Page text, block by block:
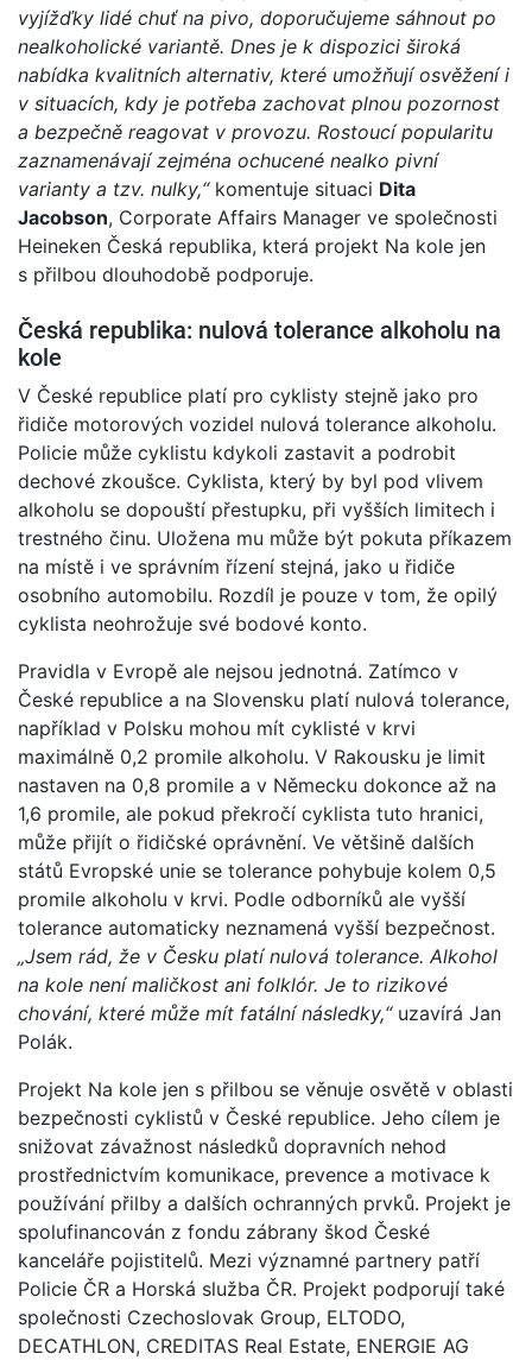
vyjížďky lidé chuť na pivo, doporučujeme sáhnout po
nealkoholické variantě. Dnes je k dispozici široká
nabídka kvalitních alternativ, které umožňují osvěžení i
v situacích, kdy je potřeba zachovat plnou pozornost
a bezpečně reagovat v provozu. Rostoucí popularitu
zaznamenávají zejména ochucené nealko pivní
varianty a tzv. nulky,“komentuje situaci Dita
Jacobson, Corporate Affairs Manager ve společnosti
Heineken Česká republika, která projekt Na kole jen
s přilbou dlouhodobě podporuje.
Česká republika: nulová tolerance alkoholu na
kole
V České republice platí pro cyklisty stejně jako pro
řidiče motorových vozidel nulová tolerance alkoholu.
Policie může cyklistu kdykoli zastavit a podrobit
dechové zkoušce. Cyklista, který by byl pod vlivem
alkoholu se dopouští přestupku, při vyšších limitech i
trestného činu. Uložena mu může být pokuta příkazem
na místě i ve správním řízení stejná, jako u řidiče
osobního automobilu. Rozdíl je pouze v tom, že opilý
cyklista neohrožuje své bodové konto.
Pravidla v Evropě ale nejsou jednotná. Zatímco v
České republice a na Slovensku platí nulová tolerance,
například v Polsku mohou mít cyklisté v krvi
maximálně 0,2 promile alkoholu. V Rakousku je limit
nastaven na 0,8 promile a v Německu dokonce až na
1,6 promile, ale pokud překročí cyklista tuto hranici,
může přijít o řidičské oprávnění. Ve většině dalších
států Evropské unie se tolerance pohybuje kolem 0,5
promile alkoholu v krvi. Podle odborníků ale vyšší
tolerance automaticky neznamená vyšší bezpečnost.
„Jsem rád, že v Česku platí nulová tolerance. Alkohol
na kole není maličkost ani folklór. Je to rizikové
chování, které může mít fatální následky,“ uzavírá Jan
Polák.
Projekt Na kole jen s přilbou se věnuje osvětě v oblasti
bezpečnosti cyklistů v České republice. Jeho cílem je
snižovat závažnost následků dopravních nehod
prostřednictvím komunikace, prevence a motivace k
používání přilby a dalších ochranných prvků. Projekt je
spolufinancován z fondu zábrany škod České
kanceláře pojistitelů. Mezi významné partnery patří
Policie ČR a Horská služba ČR. Projekt podporují také
společnosti Czechoslovak Group, ELTODO,
DECATHLON, CREDITAS Real Estate, ENERGIE AG